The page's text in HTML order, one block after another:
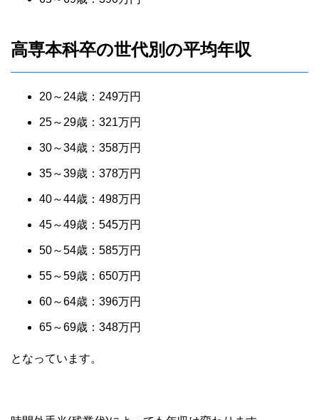
高専本科卒の世代別の平均年収
20～24歳：249万円
25～29歳：321万円
30～34歳：358万円
35～39歳：378万円
40～44歳：498万円
45～49歳：545万円
50～54歳：585万円
55～59歳：650万円
60～64歳：396万円
65～69歳：348万円
となっています。